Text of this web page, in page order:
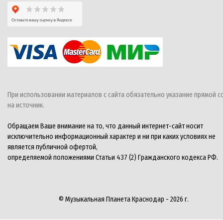
При использовании материалов с сайта обязательно указание прямой
на источник.
Обращаем Ваше внимание на то, что данный интернет-сайт носит
исключительно информационный характер и ни при каких условиях не
является публичной офертой,
определяемой положениями Статьи 437 (2) Гражданского кодекса РФ.
© Музыкальная Планета Краснодар - 2026 г.